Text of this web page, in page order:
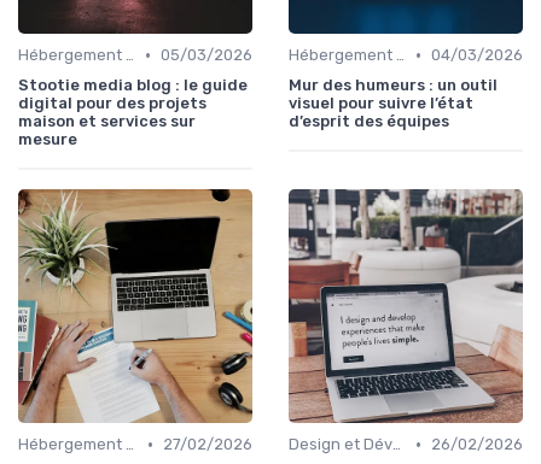
Hébergement et Maintenance Web • 05/03/2026
Stootie media blog : le guide
digital pour des projets
maison et services sur
mesure
Hébergement et Maintenance Web • 04/03/2026
Mur des humeurs : un outil
visuel pour suivre l’état
d’esprit des équipes
Hébergement et Maintenance Web •
27/02/2026
Design et Développement Web •
26/02/2026